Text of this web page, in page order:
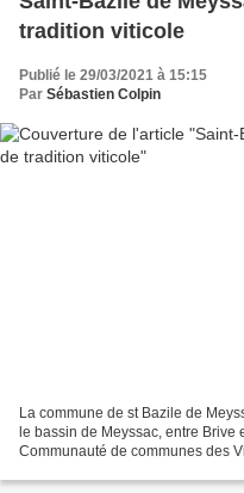
tradition viticole
Publié le 29/03/2021 à 15:15
Par Sébastien Colpin
La commune de st Bazile de
le bassin de Meyssac, entre
Communauté de communes des